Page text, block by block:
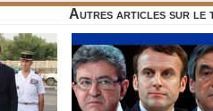
Autres articles sur le